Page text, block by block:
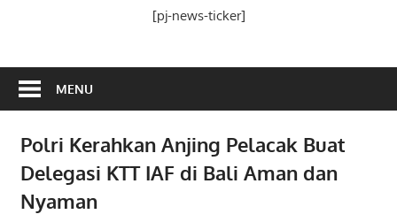
[pj-news-ticker]
MENU
Polri Kerahkan Anjing Pelacak Buat
Delegasi KTT IAF di Bali Aman dan
Nyaman